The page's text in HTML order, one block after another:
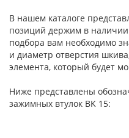
В нашем каталоге
позиций держим в наличии
подбора вам необходимо
и диаметр отверстия
элемента, который будет
Ниже представлены
зажимных втулок BK 15: